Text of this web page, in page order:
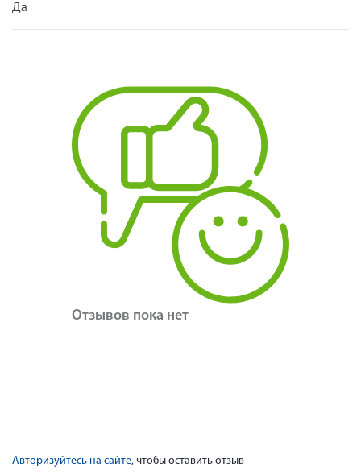
Да
Отзывов пока нет
Авторизуйтесь на сайте, чтобы оставить отзыв